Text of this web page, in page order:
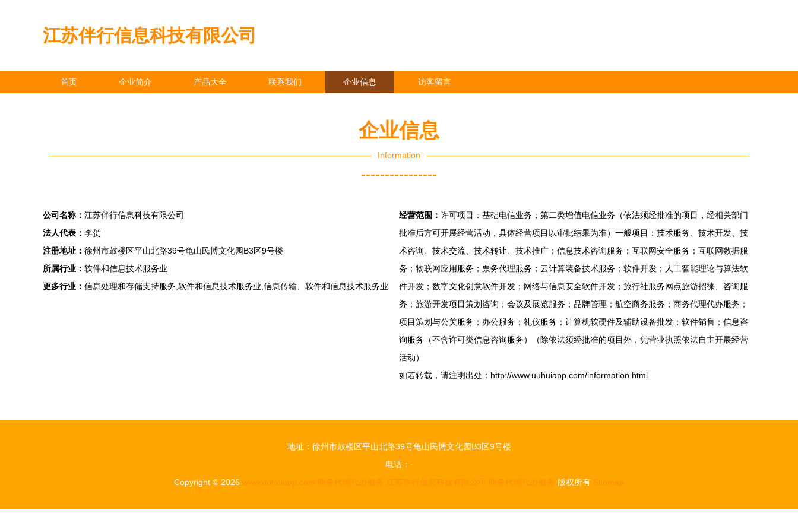
江苏伴行信息科技有限公司
首页 企业简介 产品大全 联系我们 企业信息 访客留言
企业信息
Information
----------------
公司名称： 江苏伴行信息科技有限公司
法人代表： 李贺
注册地址： 徐州市鼓楼区平山北路39号龟山民博文化园B3区9号楼
所属行业： 软件和信息技术服务业
更多行业： 信息处理和存储支持服务,软件和信息技术服务业,信息传输、软件和信息技术服务业
经营范围： 许可项目：基础电信业务；第二类增值电信业务（依法须经批准的项目，经相关部门
批准后方可开展经营活动，具体经营项目以审批结果为准）一般项目：技术服务、技术开发、技
术咨询、技术交流、技术转让、技术推广；信息技术咨询服务；互联网安全服务；互联网数据服
务；物联网应用服务；票务代理服务；云计算装备技术服务；软件开发；人工智能理论与算法软
件开发；数字文化创意软件开发；网络与信息安全软件开发；旅行社服务网点旅游招徕、咨询服
务；旅游开发项目策划咨询；会议及展览服务；品牌管理；航空商务服务；商务代理代办服务；
项目策划与公关服务；办公服务；礼仪服务；计算机软硬件及辅助设备批发；软件销售；信息咨
询服务（不含许可类信息咨询服务）（除依法须经批准的项目外，凭营业执照依法自主开展经营
活动）
如若转载，请注明出处：http://www.uuhuiapp.com/information.html
地址：徐州市鼓楼区平山北路39号龟山民博文化园B3区9号楼
电话：-
Copyright © 2026 www.uuhuiapp.com 商务代理代办服务 江苏伴行信息科技有限公司 商务代理代办服务 版权所有 Sitemap